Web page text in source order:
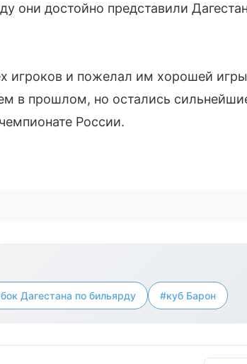
они достойно представили
игроков и пожелал им хорошей
в прошлом, но остались
России.
Дагестана по бильярду #куб Барон